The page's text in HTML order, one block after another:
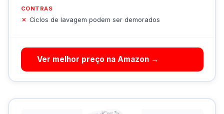
CONTRAS
Ciclos de lavagem podem ser demorados
Ver melhor preço na Amazon →